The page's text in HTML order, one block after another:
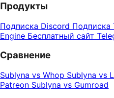
Продукты
Подписка Discord Подписка
Engine Бесплатный сайт
Сравнение
Sublyna vs Whop Sublyna vs
Patreon Sublyna vs Gumroad